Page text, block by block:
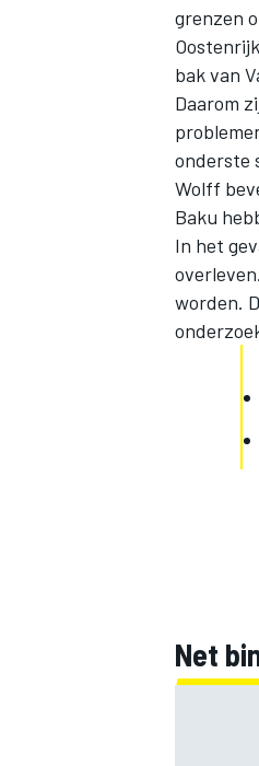
grenzen
bak van
Daarom
onderste
Wolff
Baku
In het
worden.
Net